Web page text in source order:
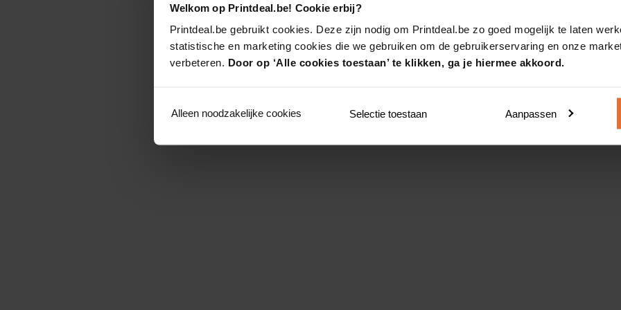
Welkom op Printdeal.be! Cookie erbij?
Printdeal.be gebruikt cookies. Deze zijn nodig om Printdeal.be zo goed mogelijk te laten
statistische en marketing cookies die we gebruiken om de gebruikerservaring en onze
verbeteren. Door op ‘Alle cookies toestaan’ te klikken, ga je hiermee akkoord.
Alleen noodzakelijke cookies Selectie toestaan Aanpassen